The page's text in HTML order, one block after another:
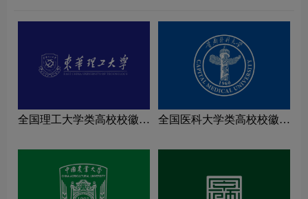
全国理工大学类高校校徽设
全国医科大学类高校校徽设